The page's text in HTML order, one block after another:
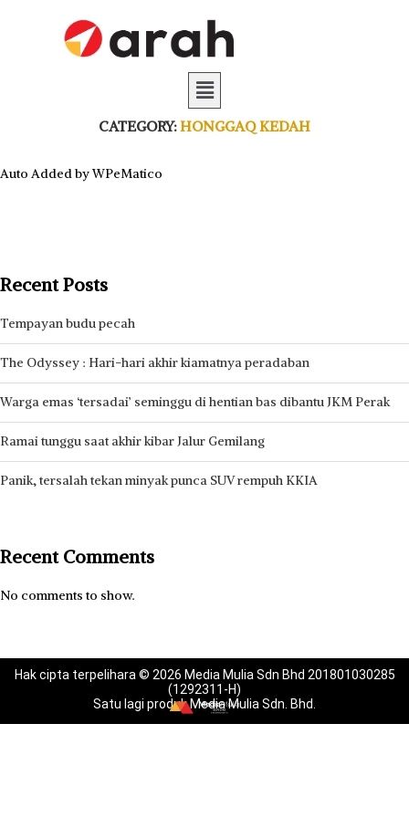
CATEGORY:HONGGAQ KEDAH
Auto Added by WPeMatico
Recent Posts
Tempayan budu pecah
The Odyssey : Hari-hari akhir kiamatnya peradaban
Warga emas ‘tersadai’ seminggu di hentian bas dibantu JKM Perak
Ramai tunggu saat akhir kibar Jalur Gemilang
Panik, tersalah tekan minyak punca SUV rempuh KKIA
Recent Comments
No comments to show.
Hak cipta terpelihara © 2026 Media Mulia Sdn Bhd 201801030285
(1292311-H)
Satu lagi produk Media Mulia Sdn. Bhd.